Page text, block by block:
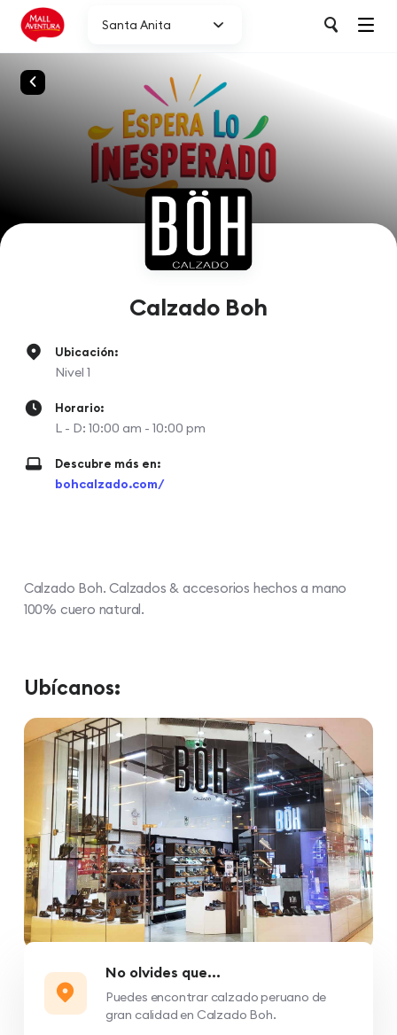
Santa Anita
Calzado Boh
Ubicación:
Nivel 1
Horario:
L - D: 10:00 am - 10:00 pm
Descubre más en:
bohcalzado.com/
Calzado Boh. Calzados & accesorios hechos a mano
100% cuero natural.
Ubícanos:
No olvides que...
Puedes encontrar calzado peruano de
gran calidad en Calzado Boh.